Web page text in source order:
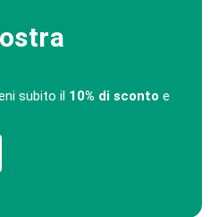
subito il 10% di sconto e